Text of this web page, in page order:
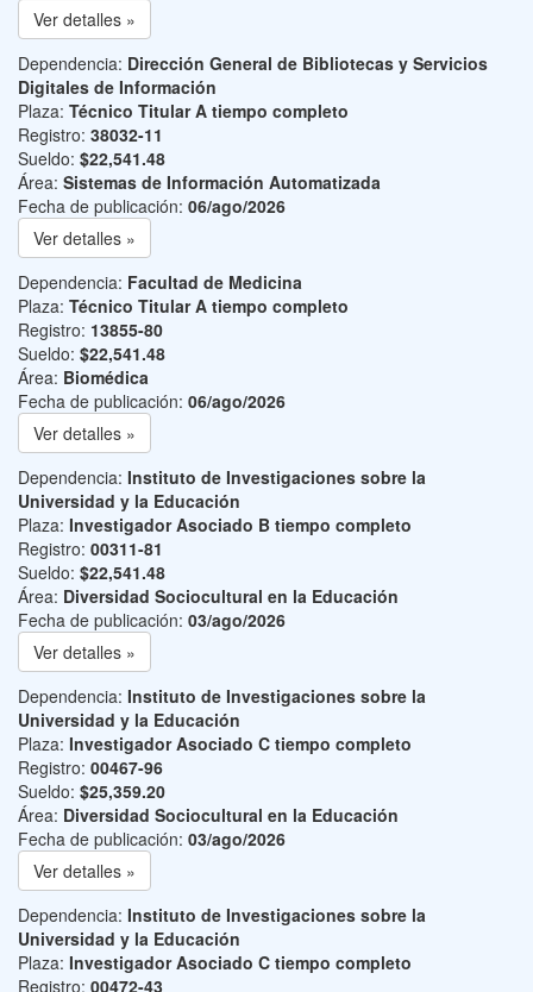
Ver detalles »
Dependencia: Dirección General de Bibliotecas y Servicios
Digitales de Información
Plaza: Técnico Titular A tiempo completo
Registro: 38032-11
Sueldo: $22,541.48
Área: Sistemas de Información Automatizada
Fecha de publicación: 06/ago/2026
Ver detalles »
Dependencia: Facultad de Medicina
Plaza: Técnico Titular A tiempo completo
Registro: 13855-80
Sueldo: $22,541.48
Área: Biomédica
Fecha de publicación: 06/ago/2026
Ver detalles »
Dependencia: Instituto de Investigaciones sobre la
Universidad y la Educación
Plaza: Investigador Asociado B tiempo completo
Registro: 00311-81
Sueldo: $22,541.48
Área: Diversidad Sociocultural en la Educación
Fecha de publicación: 03/ago/2026
Ver detalles »
Dependencia: Instituto de Investigaciones sobre la
Universidad y la Educación
Plaza: Investigador Asociado C tiempo completo
Registro: 00467-96
Sueldo: $25,359.20
Área: Diversidad Sociocultural en la Educación
Fecha de publicación: 03/ago/2026
Ver detalles »
Dependencia: Instituto de Investigaciones sobre la
Universidad y la Educación
Plaza: Investigador Asociado C tiempo completo
Registro: 00472-43